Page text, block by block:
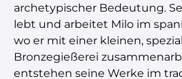
archetypischer Bedeutung.
lebt und arbeitet Milo im
wo er mit einer kleinen,
Bronzegießerei
entstehen seine Werke im